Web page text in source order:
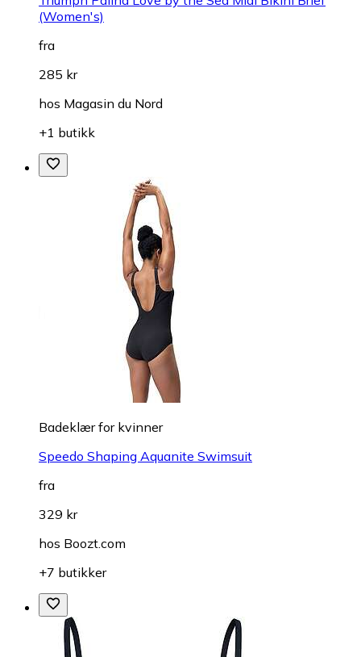
(Women's)
fra
285 kr
hos Magasin du Nord
+1 butikk
Badeklær for kvinner
Speedo Shaping Aquanite Swimsuit
fra
329 kr
hos Boozt.com
+7 butikker